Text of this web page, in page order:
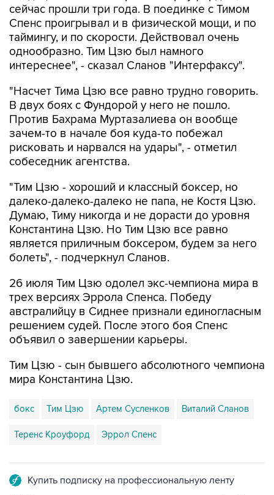
сейчас прошли три года. В поединке с Тимом
Спенс проигрывал и в физической мощи, и по
таймингу, и по скорости. Действовал очень
однообразно. Тим Цзю был намного
интереснее", - сказал Сланов "Интерфаксу".
"Насчет Тима Цзю все равно трудно говорить.
В двух боях с Фундорой у него не пошло.
Против Бахрама Муртазалиева он вообще
зачем-то в начале боя куда-то побежал
рисковать и нарвался на удары", - отметил
собеседник агентства.
"Тим Цзю - хороший и классный боксер, но
далеко-далеко-далеко не папа, не Костя Цзю.
Думаю, Тиму никогда и не дорасти до уровня
Константина Цзю. Но Тим Цзю все равно
является приличным боксером, будем за него
болеть", - подчеркнул Сланов.
26 июля Тим Цзю одолел экс-чемпиона мира в
трех версиях Эррола Спенса. Победу
австралийцу в Сиднее признали единогласным
решением судей. После этого боя Спенс
объявил о завершении карьеры.
Тим Цзю - сын бывшего абсолютного чемпиона
мира Константина Цзю.
бокс Тим Цзю Артем Сусленков Виталий Сланов
Теренс Кроуфорд Эррол Спенс
Купить подписку на профессиональную ленту